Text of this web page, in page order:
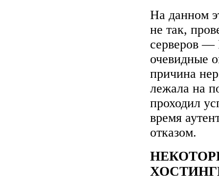
На данном
не так,
серверов —
очевидные
причина
лежала на
проходил
время
отказом.